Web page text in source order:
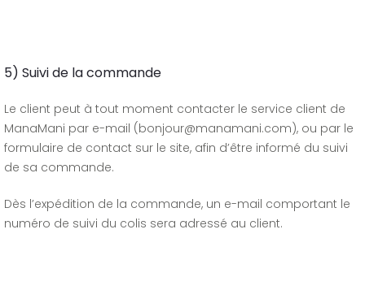
5) Suivi de la commande
Le client peut à tout moment contacter le service client de
ManaMani par e-mail (bonjour@manamani.com), ou par le
formulaire de contact sur le site, afin d’être informé du suivi
de sa commande.
Dès l’expédition de la commande, un e-mail comportant le
numéro de suivi du colis sera adressé au client.